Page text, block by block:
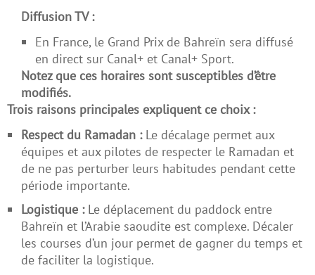
Diffusion TV :
En France, le Grand Prix de Bahreïn sera diffusé
en direct sur Canal+ et Canal+ Sport.
Notez que ces horaires sont susceptibles d’être
modifiés.
Trois raisons principales expliquent ce choix :
Respect du Ramadan :Le décalage permet aux
équipes et aux pilotes de respecter le Ramadan et
de ne pas perturber leurs habitudes pendant cette
période importante.
Logistique :Le déplacement du paddock entre
Bahreïn et l’Arabie saoudite est complexe. Décaler
les courses d’un jour permet de gagner du temps et
de faciliter la logistique.